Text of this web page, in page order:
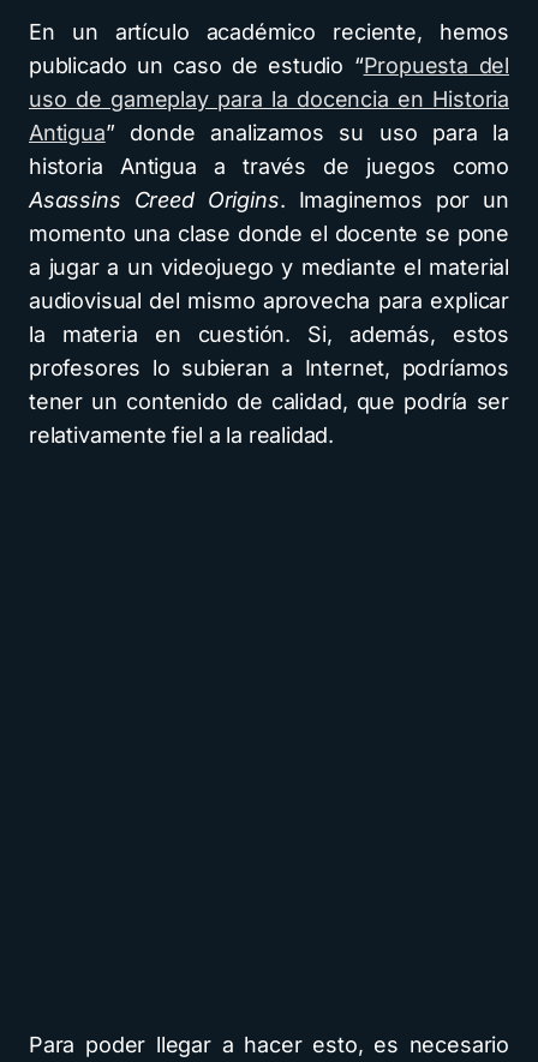
En un artículo académico reciente, hemos
publicado un caso de estudio “Propuesta del
uso de gameplay para la docencia en Historia
Antigua” donde analizamos su uso para la
historia Antigua a través de juegos como
Asassins Creed Origins. Imaginemos por un
momento una clase donde el docente se pone
a jugar a un videojuego y mediante el material
audiovisual del mismo aprovecha para explicar
la materia en cuestión. Si, además, estos
profesores lo subieran a Internet, podríamos
tener un contenido de calidad, que podría ser
relativamente fiel a la realidad.
Para poder llegar a hacer esto, es necesario